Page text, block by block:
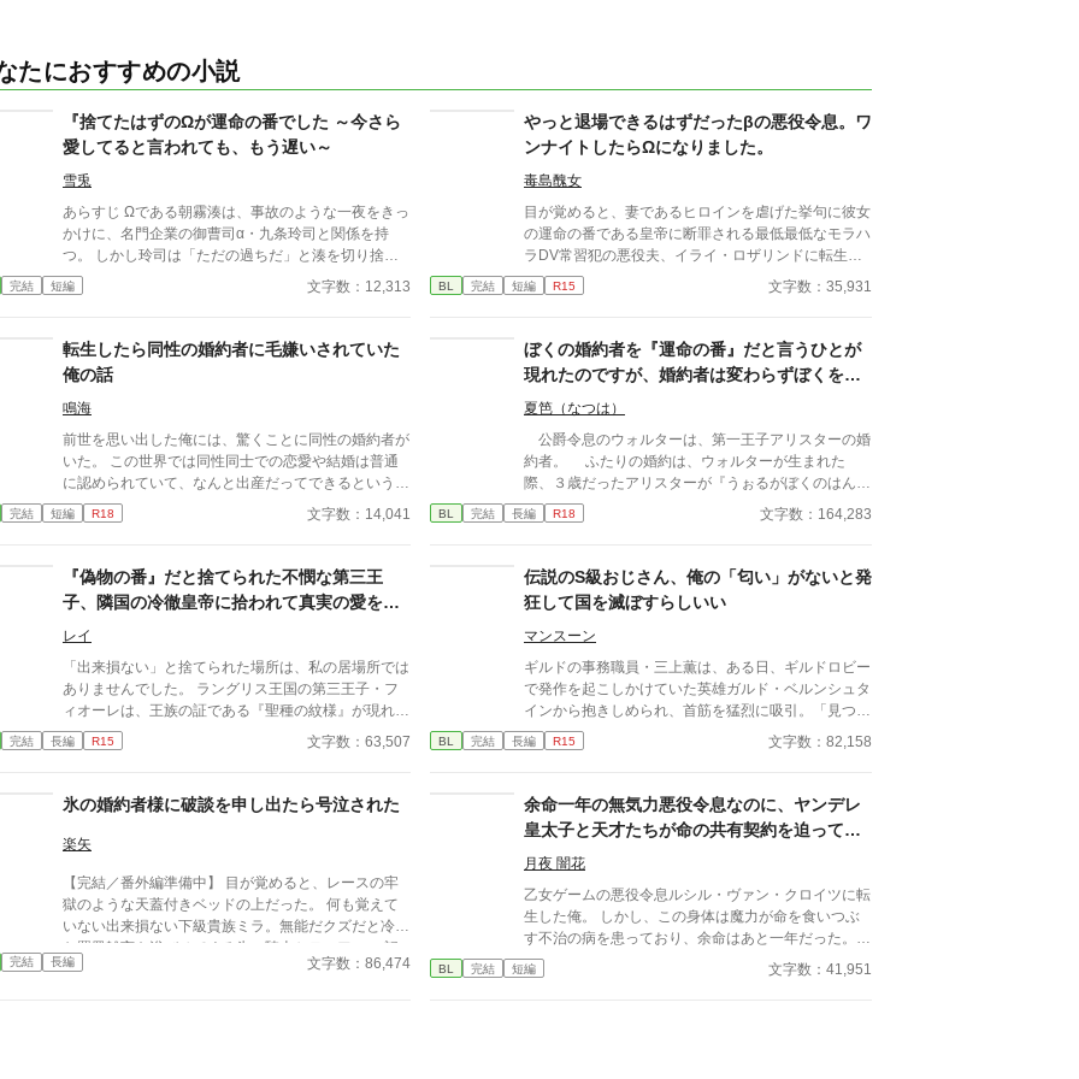
たにおすすめの小説
『捨てたはずのΩが運命の番でした ～今さら
愛してると言われても、もう遅い～
雪兎
あらすじ Ωである朝霧湊は、事故のような一夜をきっ
かけに、名門企業の御曹司α・九条玲司と関係を持
つ。 しかし玲司は「ただの過ちだ」と湊を切り捨
て、政略結婚のためβの婚約者との未来を選んだ。 深
く傷ついた湊は、彼の前から姿を消す。 数か月後―
『遅咲きΩ』として覚醒する。 その瞬間、玲司は初め
て湊こそが運命の番だったと知る。 「戻ってきてく
れ」 今さら必死に追いかけてくる玲司。 だが湊の隣
には、自分を支え続けてくれた医師のα・神崎伊織が
いた。 「あなたは俺を捨てたでしょう」 後悔に苦し
むα、執着する第二のα、そして希少Ωを巡る陰謀。
もう二度と傷つきたくないΩが最後に選ぶ相手とは―
―。 捨てた側の後悔と執着が加速する、すれ違いオ
メガバースBL。
完結 短編 文字数：12,313
やっと退場できるはずだったβの悪役令息。ワ
ンナイトしたらΩになりました。
毒島醜女
目が覚めると、妻であるヒロインを虐げた挙句に彼女
の運命の番である皇帝に断罪される最低最低なモラハ
ラDV常習犯の悪役夫、イライ・ロザリンドに転生し
た。 そんな最期は絶対に避けたいイライはヒーロー
とヒロインの仲を結ばせつつ、ヒロインと円満に別れ
結ばれ、イライはお役御免となった。 「これでやっ
と安心して退場できる」 これまでの自分の努力を労
うように酒場で飲んでいたイライは、いい薫りを漂わ
せる男と意気投合し、彼と一夜を共にしてしまう。
目が覚めると罪悪感に襲われ、すぐさま宿を去ってい
く。 「これじゃあ原作のイライと変わらないじゃ
ん！」 その後体調不良を訴え、医師に診てもらうと
とんでもない事を言われたのだった。 「あなた……Ω
になっていますよ」 「へ？」 そしてワンナイトをし
運命に導かれる、強引な俺様α×頑張り屋な元悪役令
息の元βのΩのラブストーリー。
BL 完結 短編 R15 文字数：35,931
転生したら同性の婚約者に毛嫌いされていた
俺の話
鳴海
前世を思い出した俺には、驚くことに同性の婚約者が
いた。 この世界では同性同士での恋愛や結婚は普通
に認められていて、なんと出産だってできるという。
俺は婚約者に毛嫌いされているけれど、それは前世を
思い出す前の俺の性格が最悪だったからだ。 我儘で
世を思い出したことで自分の行動を反省し、行動を改
め、友達を作り、婚約者とも仲直りして愛されて幸せ
になるまでの話。
完結 短編 R18 文字数：14,041
ぼくの婚約者を『運命の番』だと言うひとが
現れたのですが、婚約者は変わらずぼくを溺
愛しています。
夏笆（なつは）
公爵令息のウォルターは、第一王子アリスターの婚
約者。 ふたりの婚約は、ウォルターが生まれた
際、３歳だったアリスターが『うぉるがぼくのはんり
ょだ』と望んだことに起因している。 そうして生
まれてすぐアリスターの婚約者となったウォルター
いう年齢になった。 これまで、大切にウォルター
を慈しみ、その身体を拓いて来たアリスターは、やが
て来るその日を心待ちにしている。 しかし、そん
な幸せな日々に一石を投じるかのように、アリスター
の運命の番を名乗る男爵令息が現れる。 男性しか
存在しない、オメガバースの世界です。 改定
前のものが、小説家になろうに掲載してあります。
※蔑視する内容を含みます。
BL 完結 長編 R18 文字数：164,283
『偽物の番』だと捨てられた不憫な第三王
子、隣国の冷徹皇帝に拾われて真実の愛を教
え込まれる
レイ
「出来損ない」と捨てられた場所は、私の居場所では
ありませんでした。 ラングリス王国の第三王子・フ
ィオーレは、王族の証である『聖種の紋様』が現れな
かったことで「偽物の番」と罵られ、雪降る国境へと
追放される。 死を覚悟した彼の前に現れたのは、隣
完結 長編 R15 文字数：63,507
伝説のS級おじさん、俺の「匂い」がないと発
狂して国を滅ぼすらしいい
マンスーン
ギルドの事務職員・三上薫は、ある日、ギルドロビー
で発作を起こしかけていた英雄ガルド・ベルンシュタ
インから抱きしめられ、首筋を猛烈に吸引。「見つけ
た……俺の酸素……！」と叫び、離れなくなってしま
う。 最強おじさん(変態)×ギルドの事務職員(平凡) 世
ます。
BL 完結 長編 R15 文字数：82,158
氷の婚約者様に破談を申し出たら号泣された
楽矢
【完結／番外編準備中】 目が覚めると、レースの牢
獄のような天蓋付きベッドの上だった。 何も覚えて
いない出来損ない下級貴族ミラ。無能だクズだと冷酷
な罵詈雑言を浴びせてくる氷の騎士セティアス。 記
憶喪失から始まる、２人のファンタジー貴族ラブコメ
完結 長編 文字数：86,474
余命一年の無気力悪役令息なのに、ヤンデレ
皇太子と天才たちが命の共有契約を迫ってく
る
月夜 闇花
乙女ゲームの悪役令息ルシル・ヴァン・クロイツに転
生した俺。 しかし、この身体は魔力が命を食いつぶ
す不治の病を患っており、余命はあと一年だった。
どうせ死ぬなら、シナリオの破滅フラグを回避し、誰
の記憶にも残らず静かに消え去りたい。 そう願って
BL 完結 短編 文字数：41,951